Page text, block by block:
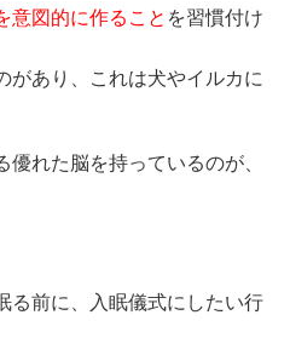
意図的に作ること を習慣付け
があり、これは犬やイルカに
れた脳を持っているのが、
る前に、入眠儀式にしたい行